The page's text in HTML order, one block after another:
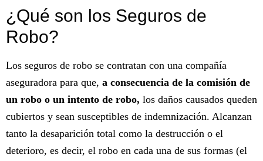
¿Qué son los Seguros de
Robo?
Los seguros de robo se contratan con una compañía
aseguradora para que, a consecuencia de la comisión de
un robo o un intento de robo, los daños causados queden
cubiertos y sean susceptibles de indemnización. Alcanzan
tanto la desaparición total como la destrucción o el
deterioro, es decir, el robo en cada una de sus formas (el